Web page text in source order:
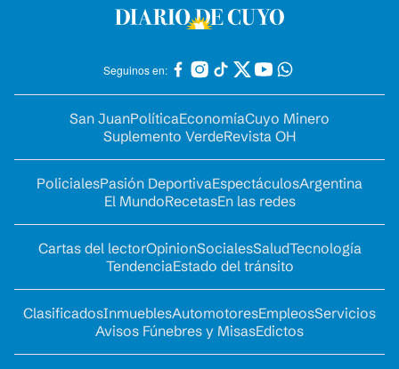
Seguinos en:
San JuanPolíticaEconomíaCuyo Minero
Suplemento VerdeRevista OH
PolicialesPasión DeportivaEspectáculosArgentina
El MundoRecetasEn las redes
Cartas del lectorOpinionSocialesSaludTecnología
TendenciaEstado del tránsito
ClasificadosInmueblesAutomotoresEmpleosServicios
Avisos Fúnebres y MisasEdictos